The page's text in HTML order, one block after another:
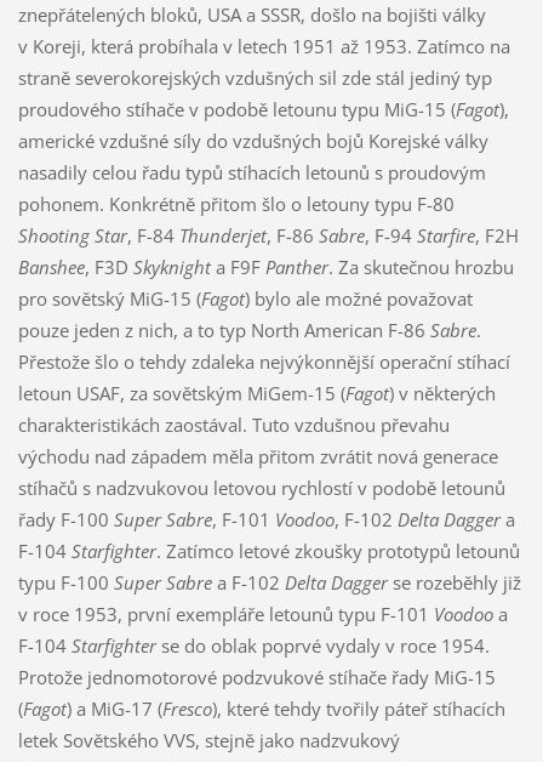
znepřátelených bloků, USA a SSSR, došlo na bojišti války
v Koreji, která probíhala v letech 1951 až 1953. Zatímco na
straně severokorejských vzdušných sil zde stál jediný typ
proudového stíhače v podobě letounu typu MiG-15 (Fagot),
americké vzdušné síly do vzdušných bojů Korejské války
nasadily celou řadu typů stíhacích letounů s proudovým
pohonem. Konkrétně přitom šlo o letouny typu F-80
Shooting Star, F-84 Thunderjet, F-86 Sabre, F-94 Starfire, F2H
Banshee, F3D Skyknighta F9F Panther. Za skutečnou hrozbu
pro sovětský MiG-15 (Fagot) bylo ale možné považovat
pouze jeden z nich, a to typ North American F-86 Sabre.
Přestože šlo o tehdy zdaleka nejvýkonnější operační stíhací
letoun USAF, za sovětským MiGem-15 (Fagot) v některých
charakteristikách zaostával. Tuto vzdušnou převahu
východu nad západem měla přitom zvrátit nová generace
stíhačů s nadzvukovou letovou rychlostí v podobě letounů
řady F-100 Super Sabre, F-101 Voodoo, F-102 Delta Daggera
F-104 Starfighter. Zatímco letové zkoušky prototypů letounů
typu F-100 Super Sabrea F-102 Delta Daggerse rozeběhly již
v roce 1953, první exempláře letounů typu F-101 Voodooa
F-104 Starfighterse do oblak poprvé vydaly v roce 1954.
Protože jednomotorové podzvukové stíhače řady MiG-15
(Fagot) a MiG-17 (Fresco), které tehdy tvořily páteř stíhacích
letek Sovětského VVS, stejně jako nadzvukový